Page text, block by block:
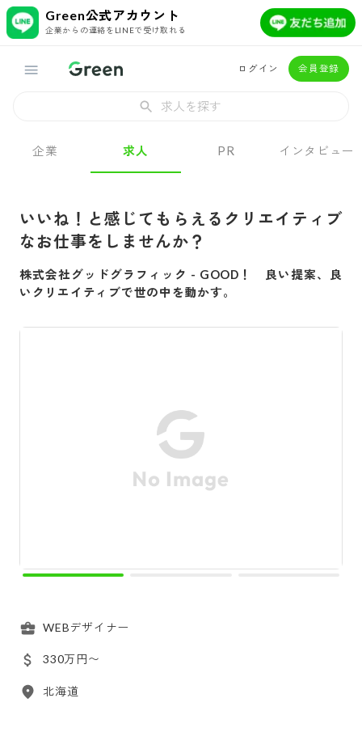
Green公式アカウント
企業からの連絡をLINEで受け取れる
ログイン 会員登録
求人を探す
企業 求人 PR インタビュー
いいね！と感じてもらえるクリエイティブ
なお仕事をしませんか？
株式会社グッドグラフィック - GOOD！ 良い提案、良
いクリエイティブで世の中を動かす。
WEBデザイナー
330万円〜
北海道